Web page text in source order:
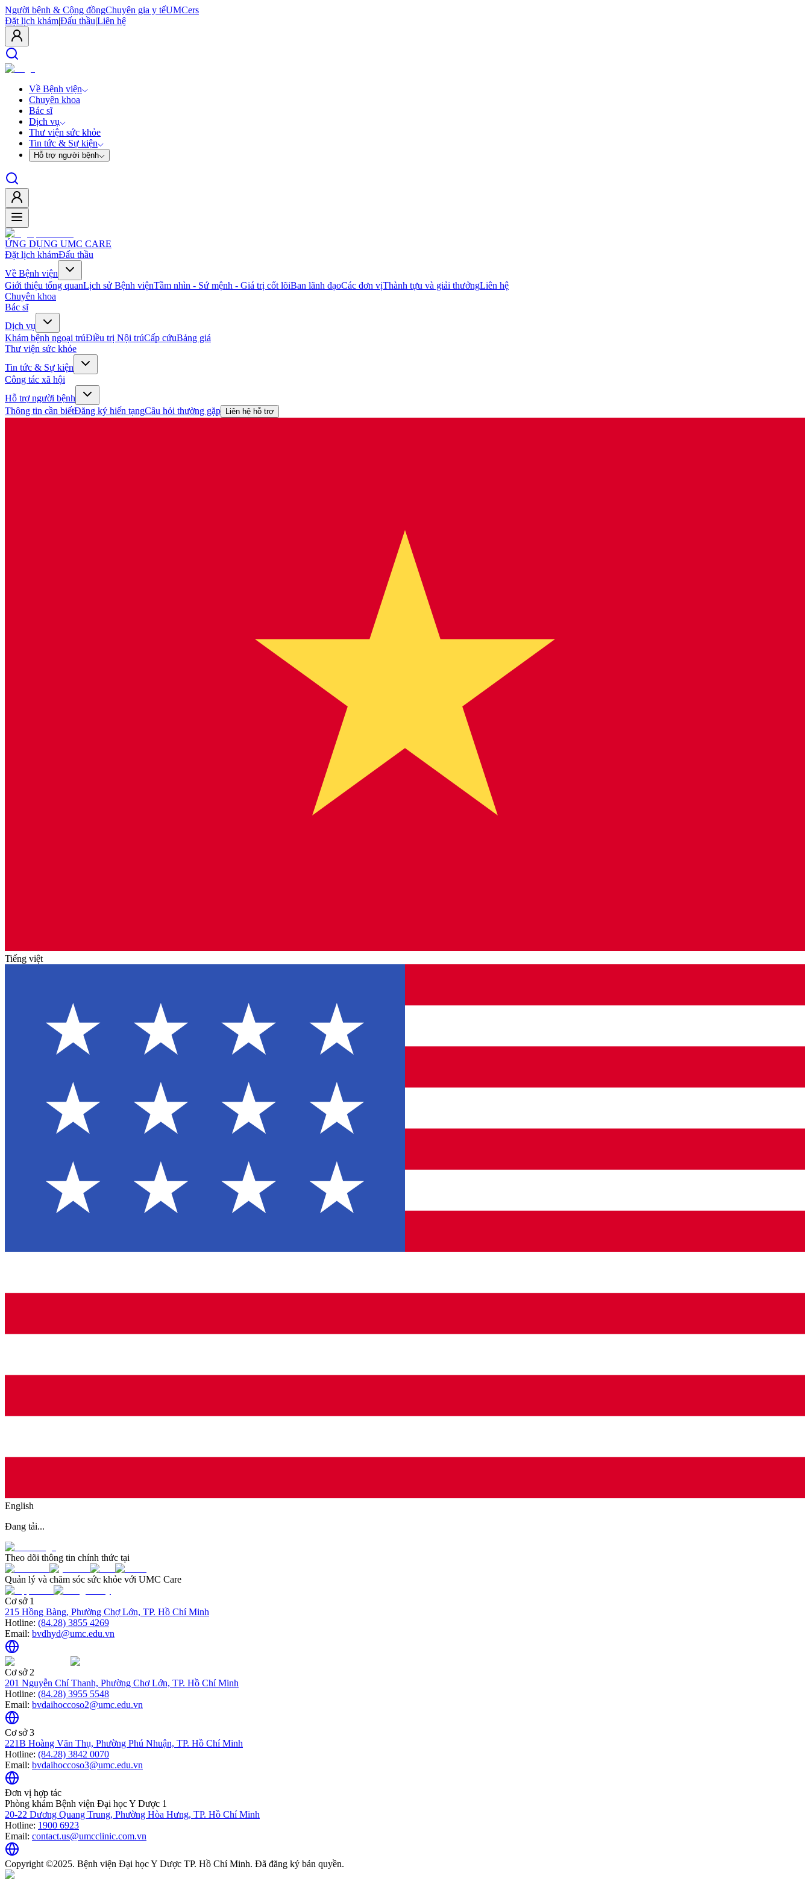
Người bệnh & Cộng đồngChuyên gia y tếUMCers
Đặt lịch khám|Đấu thầu|Liên hệ
Về Bệnh viện
Chuyên khoa
Bác sĩ
Dịch vụ
Thư viện sức khỏe
Tin tức & Sự kiện
Hỗ trợ người bệnh
ỨNG DỤNG UMC CARE
Đặt lịch khámĐấu thầu
Về Bệnh viện
Giới thiệu tổng quanLịch sử Bệnh việnTầm nhìn - Sứ mệnh - Giá trị cốt lõiBan lãnh đạoCác đơn vịThành tựu và giải thưởngLiên hệ
Chuyên khoa
Bác sĩ
Dịch vụ
Khám bệnh ngoại trúĐiều trị Nội trúCấp cứuBảng giá
Thư viện sức khỏe
Tin tức & Sự kiện
Công tác xã hội
Hỗ trợ người bệnh
Thông tin cần biếtĐăng ký hiến tạngCâu hỏi thường gặp Liên hệ hỗ trợ
Tiếng việt
English
Đang tải...
Theo dõi thông tin chính thức tại
Quản lý và chăm sóc sức khỏe với UMC Care
Cơ sở 1
215 Hồng Bàng, Phường Chợ Lớn, TP. Hồ Chí Minh
Hotline: (84.28) 3855 4269
Email: bvdhyd@umc.edu.vn
Cơ sở 2
201 Nguyễn Chí Thanh, Phường Chợ Lớn, TP. Hồ Chí Minh
Hotline: (84.28) 3955 5548
Email: bvdaihoccoso2@umc.edu.vn
Cơ sở 3
221B Hoàng Văn Thụ, Phường Phú Nhuận, TP. Hồ Chí Minh
Hotline: (84.28) 3842 0070
Email: bvdaihoccoso3@umc.edu.vn
Đơn vị hợp tác
Phòng khám Bệnh viện Đại học Y Dược 1
20-22 Dương Quang Trung, Phường Hòa Hưng, TP. Hồ Chí Minh
Hotline: 1900 6923
Email: contact.us@umcclinic.com.vn
Copyright ©2025. Bệnh viện Đại học Y Dược TP. Hồ Chí Minh. Đã đăng ký bản quyền.